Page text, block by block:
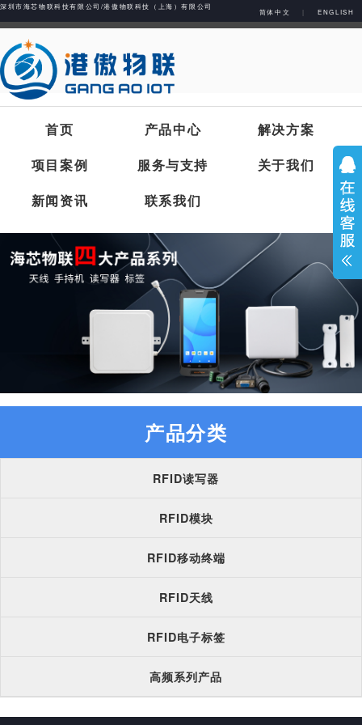
深圳市海芯物联科技有限公司/港傲物联科技（上海）有限公司
简体中文 | ENGLISH
首页 产品中心
解决方案
项目案例
服务与支持
关于我们
新闻资讯
联系我们
产品分类
RFID读写器
RFID模块
RFID移动终端
RFID天线
RFID电子标签
高频系列产品